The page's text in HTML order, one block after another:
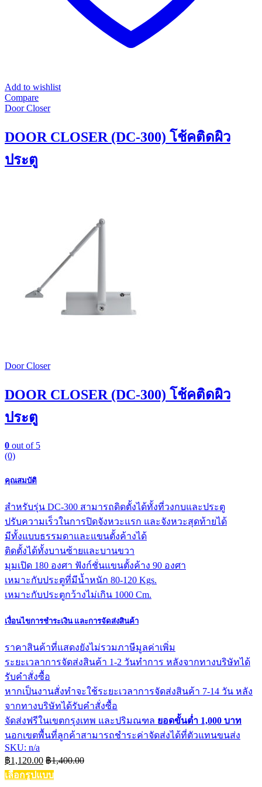
Add to wishlist
Compare
Door Closer
DOOR CLOSER (DC-300) โช้คติดผิว
ประตู
Door Closer
DOOR CLOSER (DC-300) โช้คติดผิว
ประตู
0 out of 5
(0)
คุณสมบัติ
สำหรับรุ่น DC-300 สามารถดิดตั้งได้ทั้งที่วงกบและประตู
ปรับความเร็วในการปิดจังหวะแรก และจังหวะสุดท้ายได้
มีทั้งแบบธรรมดาและแขนตั้งค้างได้
ติดตั้งได้ทั้งบานซ้ายและบานขวา
มุมเปิด 180 องศา ฟังก์ชั่นแขนตั้งค้าง 90 องศา
เหมาะกับประตูที่มีน้ำหนัก 80-120 Kgs.
เหมาะกับประตูกว้างไม่เกิน 1000 Cm.
เงื่อนไขการชำระเงิน และการจัดส่งสินค้า
ราคาสินค้าที่แสดงยังไม่รวมภาษีมูลค่าเพิ่ม
ระยะเวลาการจัดส่งสินค้า 1-2 วันทำการ หลังจากทางบริษัทได้
รับคำสั่งซื้อ
หากเป็นงานสั่งทำจะใช้ระยะเวลาการจัดส่งสินค้า 7-14 วัน หลัง
จากทางบริษัทได้รับคำสั่งซื้อ
จัดส่งฟรีในเขตกรุงเทพ และปริมณฑล ยอดขั้นต่ำ 1,000 บาท
นอกเขตพื้นที่ลูกค้าสามารถชำระค่าจัดส่งได้ที่ตัวแทนขนส่ง
SKU: n/a
฿1,120.00 ฿1,400.00
เลือกรูปแบบ